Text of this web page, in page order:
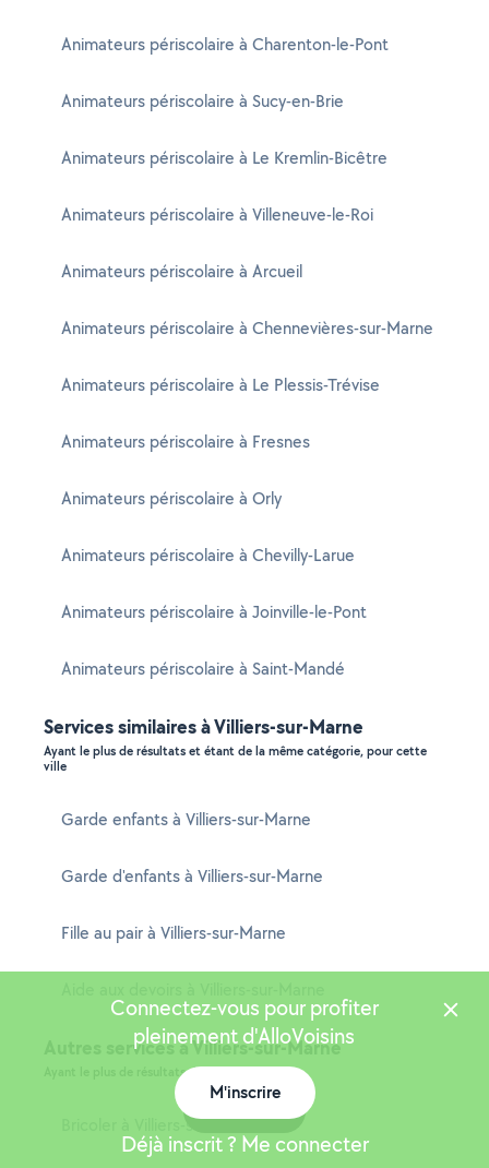
Animateurs périscolaire à Charenton-le-Pont
Animateurs périscolaire à Sucy-en-Brie
Animateurs périscolaire à Le Kremlin-Bicêtre
Animateurs périscolaire à Villeneuve-le-Roi
Animateurs périscolaire à Arcueil
Animateurs périscolaire à Chennevières-sur-Marne
Animateurs périscolaire à Le Plessis-Trévise
Animateurs périscolaire à Fresnes
Animateurs périscolaire à Orly
Animateurs périscolaire à Chevilly-Larue
Animateurs périscolaire à Joinville-le-Pont
Animateurs périscolaire à Saint-Mandé
Services similaires à Villiers-sur-Marne
Ayant le plus de résultats et étant de la même catégorie, pour cette
ville
Garde enfants à Villiers-sur-Marne
Garde d'enfants à Villiers-sur-Marne
Fille au pair à Villiers-sur-Marne
Autres services à Villiers-sur-Marne
Ayant le plus de résultats dans cette ville
Bricoler à Villiers-sur-Marne
Connectez-vous pour profiter
pleinement d'AlloVoisins
M'inscrire
Déjà inscrit ? Me connecter